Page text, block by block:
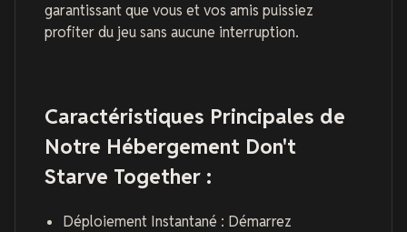
garantissant que vous et vos amis puissiez
profiter du jeu sans aucune interruption.
Caractéristiques Principales de
Notre Hébergement Don't
Starve Together :
Déploiement Instantané : Démarrez